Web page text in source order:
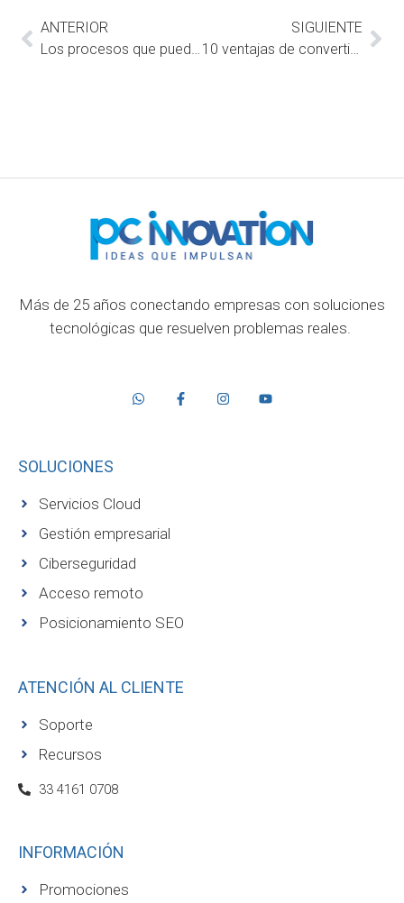
ANTERIOR
Los procesos que puedes automatizar con un software para PyMEs
SIGUIENTE
10 ventajas de convertirte en distribuidor autorizado de software en México
Más de 25 años conectando empresas con soluciones
tecnológicas que resuelven problemas reales.
SOLUCIONES
Servicios Cloud
Gestión empresarial
Ciberseguridad
Acceso remoto
Posicionamiento SEO
ATENCIÓN AL CLIENTE
Soporte
Recursos
33 4161 0708
INFORMACIÓN
Promociones